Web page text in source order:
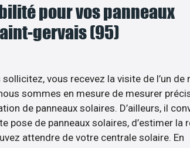
pour vos panneaux
gervais (95)
vous recevez la visite de l’un de
sommes en mesure de mesurer
de panneaux solaires. D’ailleurs, il
pose de panneaux solaires, d’estimer la
attendre de votre centrale solaire. En